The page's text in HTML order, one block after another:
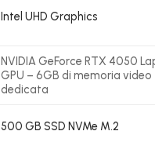
Intel UHD Graphics
NVIDIA GeForce RTX 4050
GPU – 6GB di memoria video
dedicata
500 GB SSD NVMe M.2